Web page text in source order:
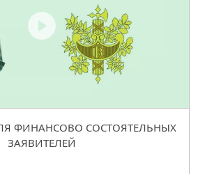
ФИНАНСОВО СОСТОЯТЕЛЬНЫХ
ЗАЯВИТЕЛЕЙ